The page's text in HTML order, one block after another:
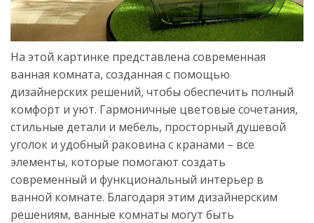
На этой картинке представлена современная
ванная комната, созданная с помощью
дизайнерских решений, чтобы обеспечить полный
комфорт и уют. Гармоничные цветовые сочетания,
стильные детали и мебель, просторный душевой
уголок и удобный раковина с кранами – все
элементы, которые помогают создать
современный и функциональный интерьер в
ванной комнате. Благодаря этим дизайнерским
решениям, ванные комнаты могут быть